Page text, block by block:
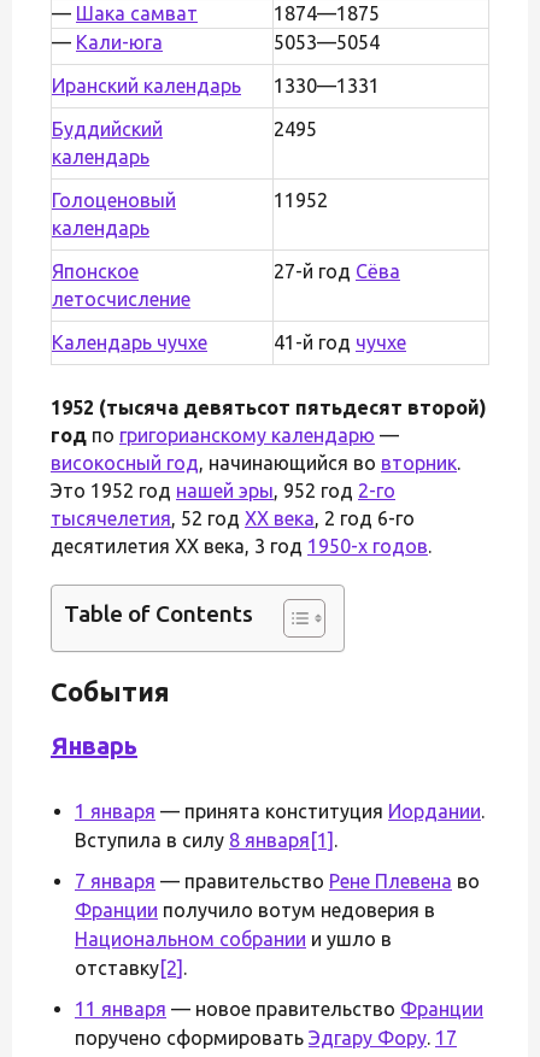
— Шака самват
1874—1875
— Кали-юга
5053—5054
Иранский календарь
1330—1331
Буддийский
календарь
2495
Голоценовый
календарь
11952
Японское
летосчисление
27-й год Сёва
Календарь чучхе 41-й год чучхе
1952 (тысяча девятьсот пятьдесят второй)
год по григорианскому календарю —
високосный год, начинающийся во вторник.
Это 1952 год нашей эры, 952 год 2-го
тысячелетия, 52 год XX века, 2 год 6-го
десятилетия XX века, 3 год 1950-х годов.
Table of Contents
События
Январь
1 января — принята конституция Иордании.
Вступила в силу 8 января [1] .
7 января — правительство Рене Плевена во
Франции получило вотум недоверия в
Национальном собрании и ушло в
отставку[2] .
11 января — новое правительство Франции
поручено сформировать Эдгару Фору. 17